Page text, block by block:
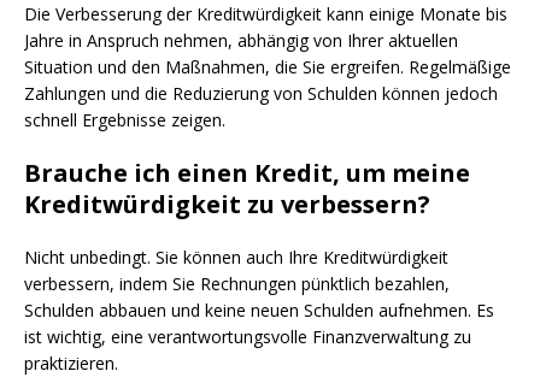
Die Verbesserung der Kreditwürdigkeit kann einige Monate bis
Jahre in Anspruch nehmen, abhängig von Ihrer aktuellen
Situation und den Maßnahmen, die Sie ergreifen. Regelmäßige
Zahlungen und die Reduzierung von Schulden können jedoch
schnell Ergebnisse zeigen.
Brauche ich einen Kredit, um meine
Kreditwürdigkeit zu verbessern?
Nicht unbedingt. Sie können auch Ihre Kreditwürdigkeit
verbessern, indem Sie Rechnungen pünktlich bezahlen,
Schulden abbauen und keine neuen Schulden aufnehmen. Es
ist wichtig, eine verantwortungsvolle Finanzverwaltung zu
praktizieren.